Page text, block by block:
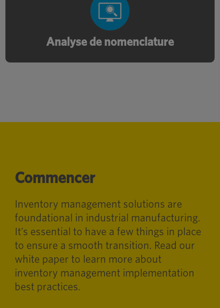
Analyse de nomenclature
Streamline your bill of materials and
reduce production errors, optimize costs,
strengthen your supply chain resilience.
Commencer
Inventory management solutions are
foundational in industrial manufacturing.
It’s essential to have a few things in place
to ensure a smooth transition. Read our
white paper to learn more about
inventory management implementation
best practices.